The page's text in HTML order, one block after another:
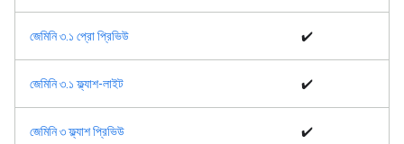
জেমিনি ৩.১ প্রো প্রিভিউ ✔️
জেমিনি ৩.১ ফ্ল্যাশ-লাইট ✔️
জেমিনি ৩ ফ্ল্যাশ প্রিভিউ ✔️